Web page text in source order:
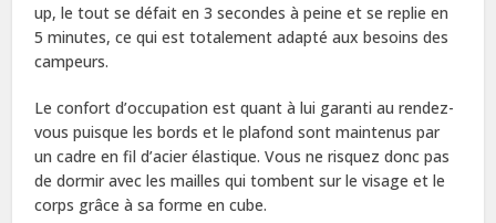
up, le tout se défait en 3 secondes à peine et se replie en
5 minutes, ce qui est totalement adapté aux besoins des
campeurs.
Le confort d’occupation est quant à lui garanti au rendez-
vous puisque les bords et le plafond sont maintenus par
un cadre en fil d’acier élastique. Vous ne risquez donc pas
de dormir avec les mailles qui tombent sur le visage et le
corps grâce à sa forme en cube.